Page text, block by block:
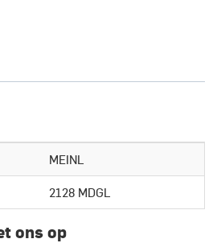
MEINL
2128 MDGL
ons op